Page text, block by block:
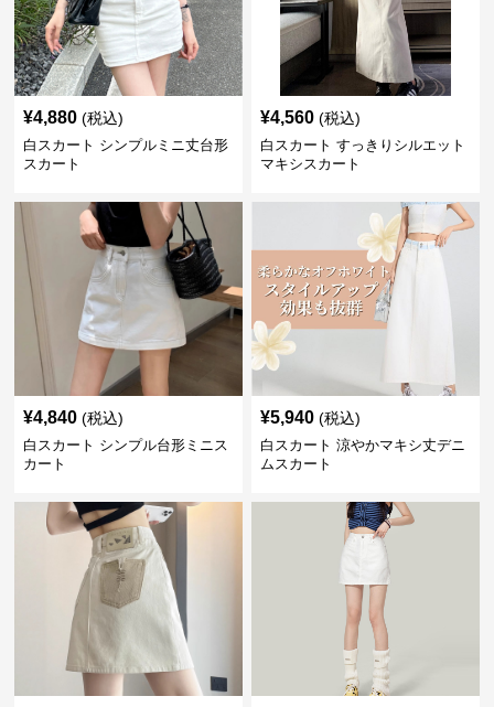
¥4,880 (税込)
白スカート シンプルミニ丈台形
スカート
¥4,560 (税込)
白スカート すっきりシルエット
マキシスカート
¥4,840 (税込)
白スカート シンプル台形ミニス
カート
¥5,940 (税込)
白スカート 涼やかマキシ丈デニ
ムスカート